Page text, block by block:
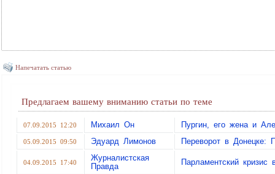
Напечатать статью
Предлагаем вашему вниманию статьи по теме
07.09.2015 12:20 Михаил Он Пургин, его жена и
05.09.2015 09:50 Эдуард Лимонов Переворот в Донецке:
04.09.2015 17:40
Журналистская
Правда
Парламентский